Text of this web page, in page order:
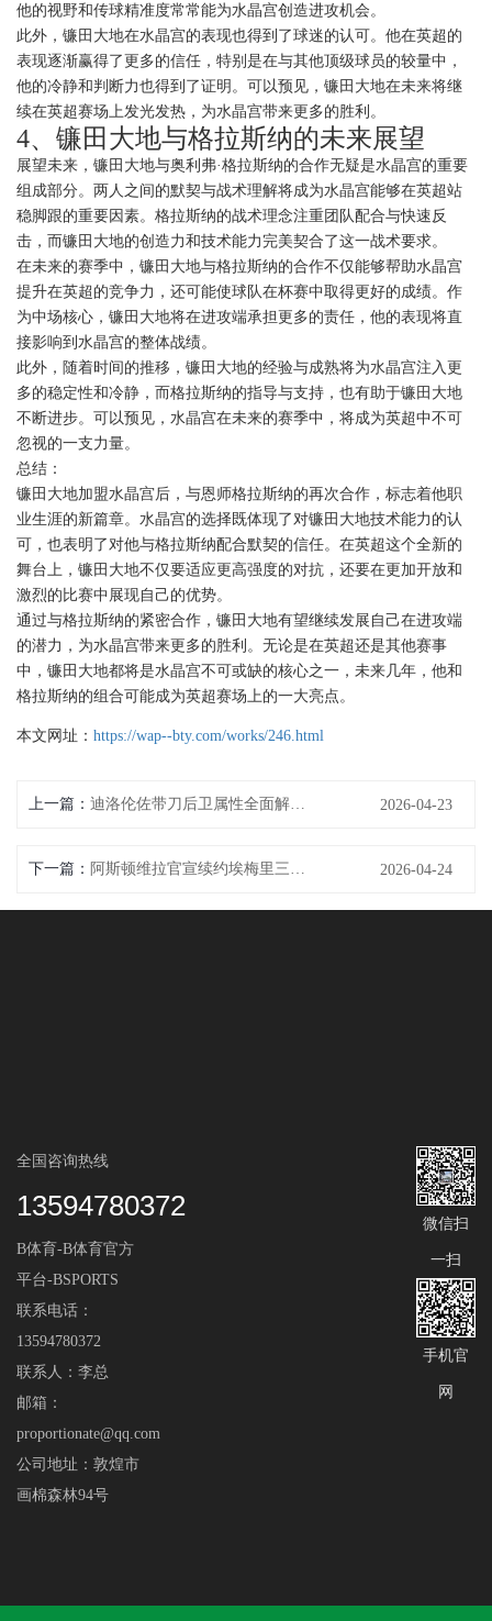
他的视野和传球精准度常常能为水晶宫创造进攻机会。
此外，镰田大地在水晶宫的表现也得到了球迷的认可。他在英超的
表现逐渐赢得了更多的信任，特别是在与其他顶级球员的较量中，
他的冷静和判断力也得到了证明。可以预见，镰田大地在未来将继
续在英超赛场上发光发热，为水晶宫带来更多的胜利。
4、镰田大地与格拉斯纳的未来展望
展望未来，镰田大地与奥利弗·格拉斯纳的合作无疑是水晶宫的重要
组成部分。两人之间的默契与战术理解将成为水晶宫能够在英超站
稳脚跟的重要因素。格拉斯纳的战术理念注重团队配合与快速反
击，而镰田大地的创造力和技术能力完美契合了这一战术要求。
在未来的赛季中，镰田大地与格拉斯纳的合作不仅能够帮助水晶宫
提升在英超的竞争力，还可能使球队在杯赛中取得更好的成绩。作
为中场核心，镰田大地将在进攻端承担更多的责任，他的表现将直
接影响到水晶宫的整体战绩。
此外，随着时间的推移，镰田大地的经验与成熟将为水晶宫注入更
多的稳定性和冷静，而格拉斯纳的指导与支持，也有助于镰田大地
不断进步。可以预见，水晶宫在未来的赛季中，将成为英超中不可
忽视的一支力量。
总结：
镰田大地加盟水晶宫后，与恩师格拉斯纳的再次合作，标志着他职
业生涯的新篇章。水晶宫的选择既体现了对镰田大地技术能力的认
可，也表明了对他与格拉斯纳配合默契的信任。在英超这个全新的
舞台上，镰田大地不仅要适应更高强度的对抗，还要在更加开放和
激烈的比赛中展现自己的优势。
通过与格拉斯纳的紧密合作，镰田大地有望继续发展自己在进攻端
的潜力，为水晶宫带来更多的胜利。无论是在英超还是其他赛事
中，镰田大地都将是水晶宫不可或缺的核心之一，未来几年，他和
格拉斯纳的组合可能成为英超赛场上的一大亮点。
本文网址： https://wap--bty.com/works/246.html
上一篇： 2026-04-23
下一篇： 2026-04-24
全国咨询热线
13594780372
B体育-B体育官方
平台-BSPORTS
联系电话：
13594780372
联系人：李总
邮箱：
proportionate@qq.com
公司地址：敦煌市
画棉森林94号
微信扫
一扫
手机官
网